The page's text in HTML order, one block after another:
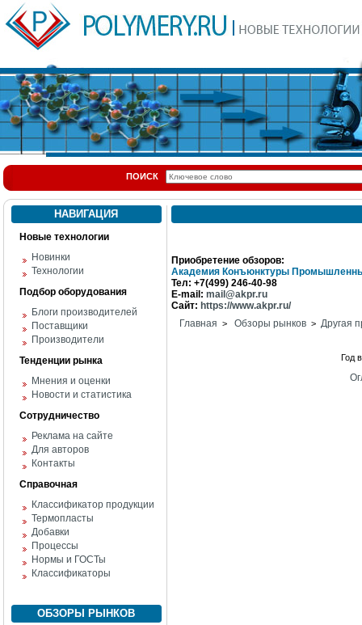
ПОИСК
НАВИГАЦИЯ
Новые технологии
Новинки
Технологии
Подбор оборудования
Блоги производителей
Поставщики
Производители
Тенденции рынка
Мнения и оценки
Новости и статистика
Сотрудничество
Реклама на сайте
Для авторов
Контакты
Справочная
Классификатор продукции
Термопласты
Добавки
Процессы
Нормы и ГОСТы
Классификаторы
ОБЗОРЫ РЫНКОВ
Приобретение обзоров:
Академия Конъюнктуры
Тел: +7(499) 246-40-98
E-mail: mail@akpr.ru
Сайт: https://www.akpr.ru/
Главная > Обзоры рынков > Другая
Год